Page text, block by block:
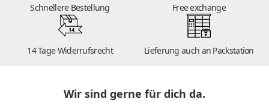
Schnellere Bestellung Free exchange
14
14 Tage Widerrufsrecht Lieferung auch an Packstation
Wir sind gerne für dich da.